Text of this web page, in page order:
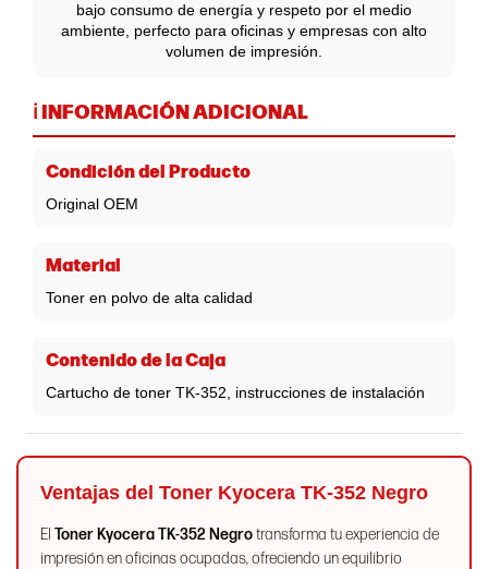
bajo consumo de energía y respeto por el medio
ambiente, perfecto para oficinas y empresas con alto
volumen de impresión.
ℹ️ INFORMACIÓN ADICIONAL
Condición del Producto
Original OEM
Material
Toner en polvo de alta calidad
Contenido de la Caja
Cartucho de toner TK-352, instrucciones de instalación
Ventajas del Toner Kyocera TK-352 Negro
El Toner Kyocera TK-352 Negrotransforma tu experiencia de
impresión en oficinas ocupadas, ofreciendo un equilibrio